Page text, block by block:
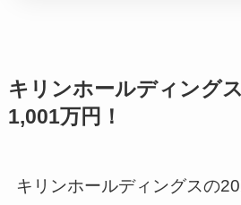
読み込み中
キリンホールディング
1,001万円！
キリンホールディングスの